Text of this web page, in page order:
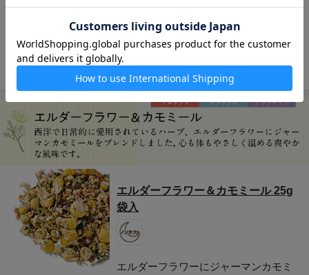
レモンマートルとジンジャーに、ルイ
ボスとハニーブッシュをブレンド。優
しい味わいです。
エルダーフラワー＆カモミール 25g
袋入
エルダーフラワーにジャーマンカモミ